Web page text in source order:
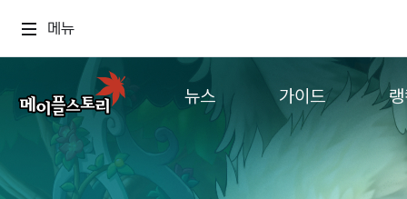
메뉴
뉴스
업데이트
가이드
컨텐